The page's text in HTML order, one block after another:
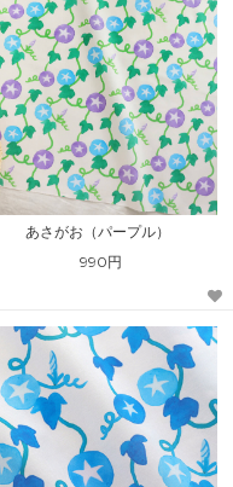
あさがお（パープル）
990円